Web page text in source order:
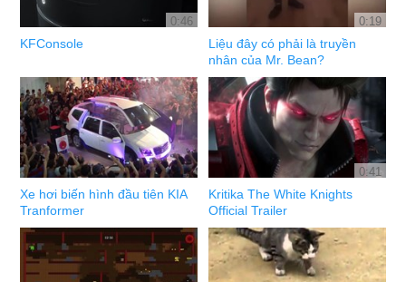
0:46
KFConsole
0:19
Liệu đây có phải là truyền
nhân của Mr. Bean?
Xe hơi biến hình đầu tiên KIA
Tranformer
0:41
Kritika The White Knights
Official Trailer